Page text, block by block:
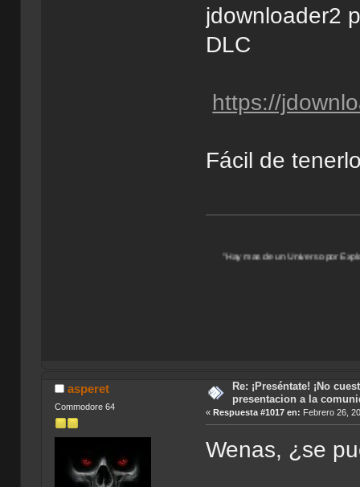
jdownloader2
DLC
https://
Fácil de
"Hay mas de un Universo por Explorar, muchos
asperet
Commodore 64
Re: ¡Preséntate! ¡No
presentacion a la
«Respuesta #1017 en: Febrero 26,
Wenas, ¿se